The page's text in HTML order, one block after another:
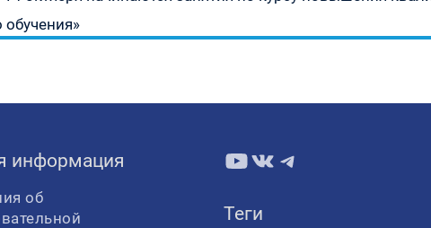
запись:
обучения»
информация
об
YouTube
ВКонтакте
Telegram
Теги